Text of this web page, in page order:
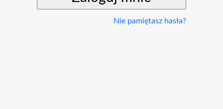
Nie pamiętasz hasła?